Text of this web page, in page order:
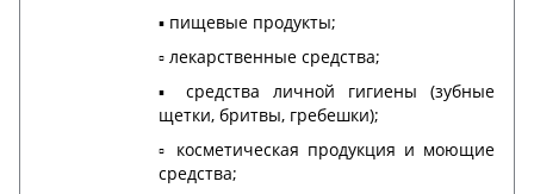
▪️ пищевые продукты;
▫️ лекарственные средства;
▪️ средства личной гигиены (зубные
щетки, бритвы, гребешки);
▫️ косметическая продукция и моющие
средства;